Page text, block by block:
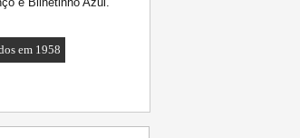
em 1958